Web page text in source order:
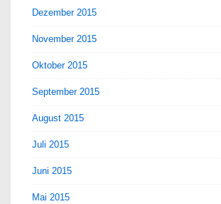
Dezember 2015
November 2015
Oktober 2015
September 2015
August 2015
Juli 2015
Juni 2015
Mai 2015